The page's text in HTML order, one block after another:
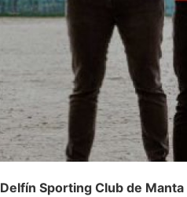
Delfín Sporting Club de Manta